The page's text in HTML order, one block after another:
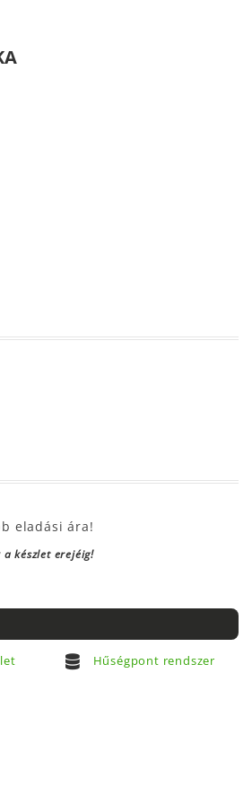
eladási ára!
készlet erejéig!
Hűségpont rendszer